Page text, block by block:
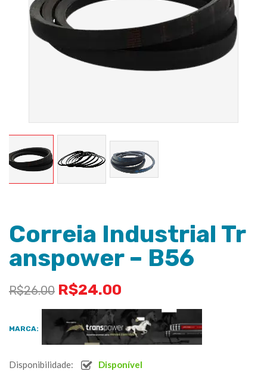
Correia Industrial Tr
anspower – B56
R$26.00 R$24.00
MARCA:
Disponibilidade: Disponível